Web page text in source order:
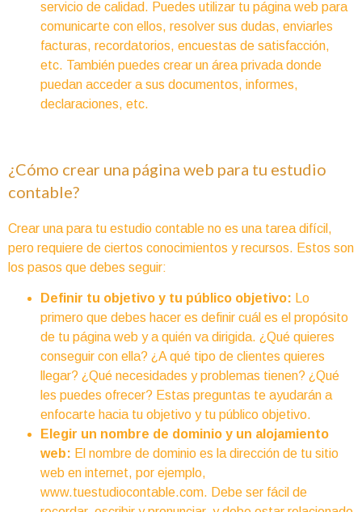
servicio de calidad. Puedes utilizar tu página web para
comunicarte con ellos, resolver sus dudas, enviarles
facturas, recordatorios, encuestas de satisfacción,
etc. También puedes crear un área privada donde
puedan acceder a sus documentos, informes,
declaraciones, etc.
¿Cómo crear una página web para tu estudio
contable?
Crear una para tu estudio contable no es una tarea difícil,
pero requiere de ciertos conocimientos y recursos. Estos son
los pasos que debes seguir:
Definir tu objetivo y tu público objetivo: Lo
primero que debes hacer es definir cuál es el propósito
de tu página web y a quién va dirigida. ¿Qué quieres
conseguir con ella? ¿A qué tipo de clientes quieres
llegar? ¿Qué necesidades y problemas tienen? ¿Qué
les puedes ofrecer? Estas preguntas te ayudarán a
enfocarte hacia tu objetivo y tu público objetivo.
Elegir un nombre de dominio y un alojamiento
web: El nombre de dominio es la dirección de tu sitio
web en internet, por ejemplo,
www.tuestudiocontable.com. Debe ser fácil de